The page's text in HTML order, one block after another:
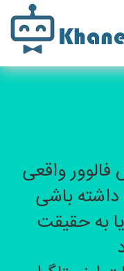
واقعی
باشی
به حقیقت